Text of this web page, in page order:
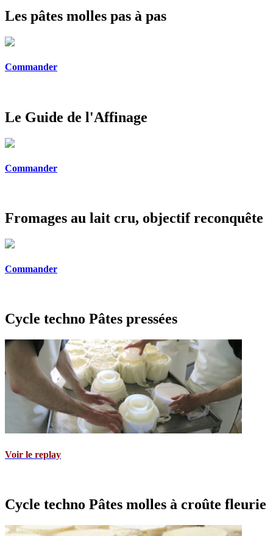
Les pâtes molles pas à pas
Commander
Le Guide de l'Affinage
Commander
Fromages au lait cru, objectif reconquête
Commander
Cycle techno Pâtes pressées
Voir le replay
Cycle techno Pâtes molles à croûte fleurie